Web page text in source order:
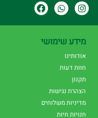
מידע שימושי
אודותינו
חוות דעות
תקנון
הצהרת נגישות
מדיניות משלוחים
חנויות חיות